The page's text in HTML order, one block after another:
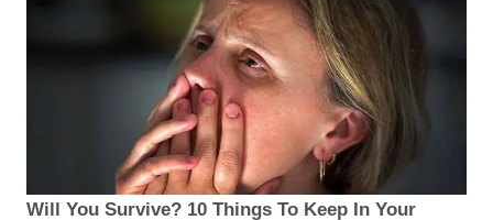
Will You Survive? 10 Things To Keep In Your